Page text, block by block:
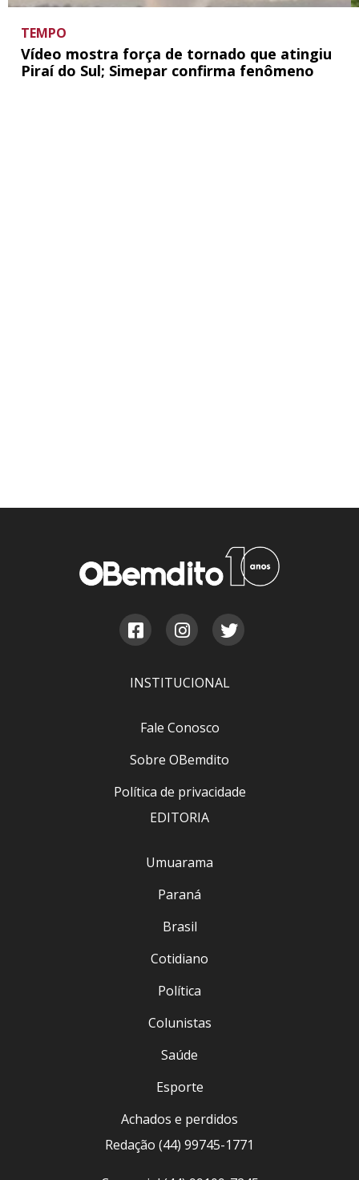
TEMPO
Vídeo mostra força de tornado que atingiu
Piraí do Sul; Simepar confirma fenômeno
INSTITUCIONAL
Fale Conosco
Sobre OBemdito
Política de privacidade
EDITORIA
Umuarama
Paraná
Brasil
Cotidiano
Política
Colunistas
Saúde
Esporte
Achados e perdidos
Redação (44) 99745-1771